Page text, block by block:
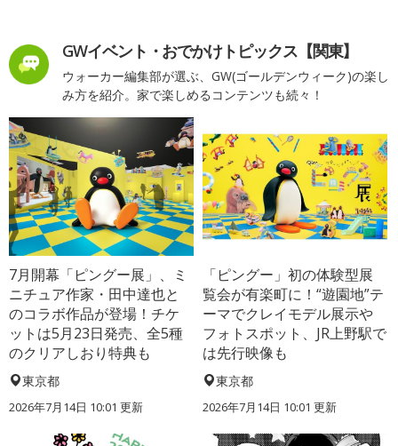
GWイベント・おでかけトピックス【関東】
ウォーカー編集部が選ぶ、GW(ゴールデンウィーク)の楽し
み方を紹介。家で楽しめるコンテンツも続々！
7月開幕「ピングー展」、ミ
ニチュア作家・田中達也と
のコラボ作品が登場！チケ
ットは5月23日発売、全5種
のクリアしおり特典も
東京都
2026年7月14日 10:01 更新
「ピングー」初の体験型展
覧会が有楽町に！“遊園地”テ
ーマでクレイモデル展示や
フォトスポット、JR上野駅で
は先行映像も
東京都
2026年7月14日 10:01 更新